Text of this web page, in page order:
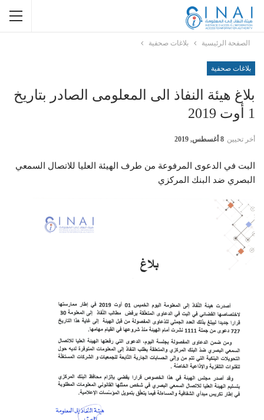
الصفحة الرئيسية بلاغات صحفية
بلاغات صحفية
بلاغ هيئة النفاذ الى المعلومى الصادر بتاريخ
1 أوت 2019
أخر تحيين 8 أغسطس, 2019
البت في الدعوى المرفوعة من طرف الهيئة العليا للاتصال السمعي
البصري ضد البنك المركزي